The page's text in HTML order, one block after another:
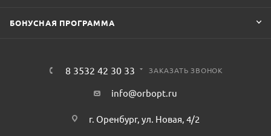
БОНУСНАЯ ПРОГРАММА
8 3532 42 30 33 ЗАКАЗАТЬ ЗВОНОК
info@orbopt.ru
г. Оренбург, ул. Новая, 4/2